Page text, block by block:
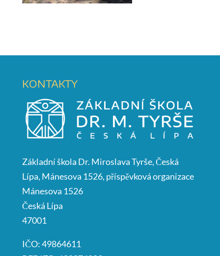
KONTAKTY
Základní škola Dr. Miroslava Tyrše, Česká
Lípa, Mánesova 1526, příspěvková organizace
Mánesova 1526
Česká Lípa
47001
IČO: 49864611